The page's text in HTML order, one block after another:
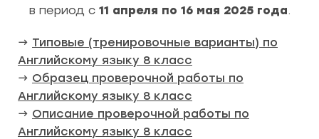
в период с 11 апреля по 16 мая 2025 года.
→ Типовые (тренировочные варианты) по
Английскому языку 8 класс
→ Образец проверочной работы по
Английскому языку 8 класс
→ Описание проверочной работы по
Английскому языку 8 класс